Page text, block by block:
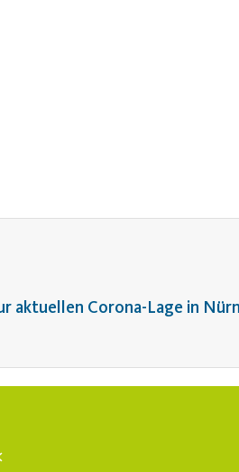
aktuellen Corona-Lage in